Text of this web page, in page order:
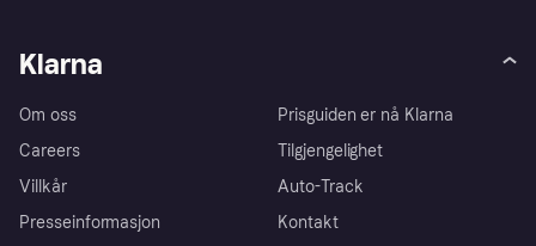
Klarna
Om oss
Careers
Villkår
Presseinformasjon
Prisguiden er nå Klarna
Tilgjengelighet
Auto-Track
Kontakt